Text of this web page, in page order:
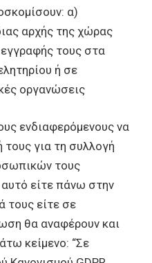
α)
αρχής της χώρας
τους στα
ή σε
οργανώσεις
ενδιαφερόμενους να
για τη συλλογή
τους
είτε πάνω στην
τους είτε σε
θα αναφέρουν και
κείμενο: “Σε